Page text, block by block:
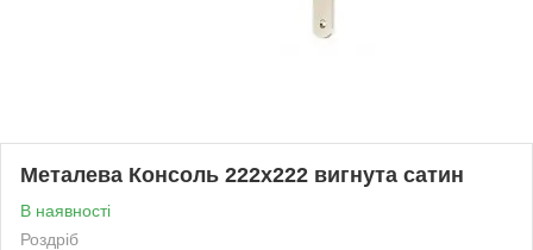
Металева Консоль 222х222 вигнута сатин
В наявності
Роздріб